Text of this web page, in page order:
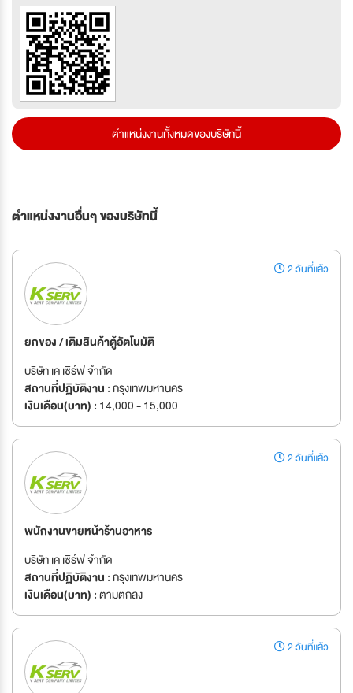
ตำแหน่งงานทั้งหมดของบริษัทนี้
ตำแหน่งงานอื่นๆ ของบริษัทนี้
2 วันที่แล้ว
ยกของ / เติมสินค้าตู้อัตโนมัติ
บริษัท เค เซิร์ฟ จำกัด
สถานที่ปฏิบัติงาน :กรุงเทพมหานคร
เงินเดือน(บาท) : 14,000 - 15,000
2 วันที่แล้ว
พนักงานขายหน้าร้านอาหาร
บริษัท เค เซิร์ฟ จำกัด
สถานที่ปฏิบัติงาน :กรุงเทพมหานคร
เงินเดือน(บาท) :ตามตกลง
2 วันที่แล้ว